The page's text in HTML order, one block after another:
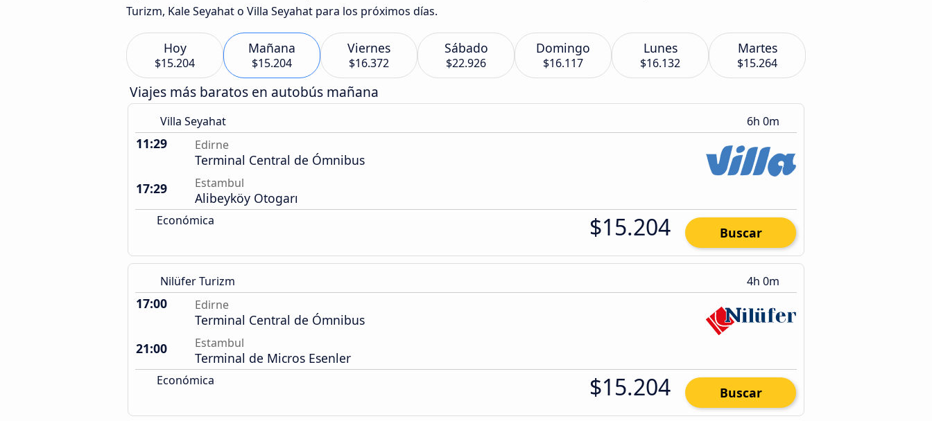
Turizm, Kale Seyahat o Villa Seyahat para los próximos días.
Hoy
$15.204
Mañana
$15.204
Viernes
$16.372
Sábado
$22.926
Domingo
$16.117
Lunes
$16.132
Martes
$15.264
Viajes más baratos en autobús mañana
Villa Seyahat 6h 0m
11:29 Edirne
Terminal Central de Ómnibus
17:29
Estambul
Alibeyköy Otogarı
Económica $15.204 Buscar
Nilüfer Turizm 4h 0m
17:00 Edirne
Terminal Central de Ómnibus
21:00
Estambul
Terminal de Micros Esenler
Económica $15.204 Buscar